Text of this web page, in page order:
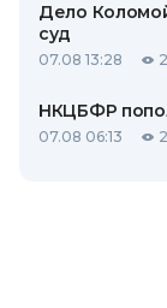
Дело
суд
07.08 13:28
НКЦБФР
07.08 06:13